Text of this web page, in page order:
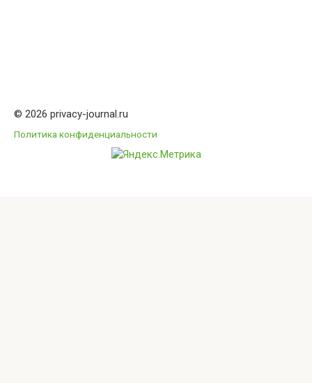
© 2026 privacy-journal.ru
Политика конфиденциальности